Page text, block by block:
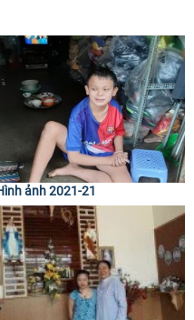
ảnh 2021-21